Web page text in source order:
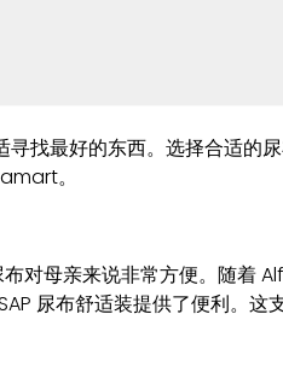
找最好的东西。选择合适的
。
对母亲来说非常方便。随着
尿布舒适装提供了便利。这